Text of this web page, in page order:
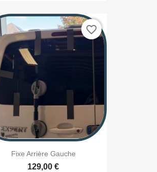
Fixe Arrière Gauche
129,00 €
favorite_border